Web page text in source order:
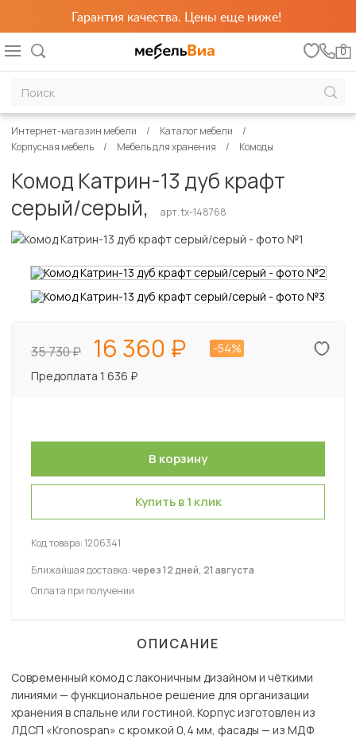
Гарантия качества. Цены еще ниже!
0
Интернет-магазин мебели
Каталог мебели
Корпусная мебель
Мебель для хранения Комоды
Комод Катрин-13 дуб крафт
серый/серый,
арт. tx-148768
35 730 16 360
-54%
Предоплата 1 636 ₽
Купить в 1 клик
Код товара:1206341
Ближайшая доставка:через 12 дней, 21 августа
Оплата при получении
ОПИСАНИЕ
Современный комод с лаконичным дизайном и чёткими
линиями — функциональное решение для организации
хранения в спальне или гостиной. Корпус изготовлен из
ЛДСП «Kronospan» с кромкой 0,4 мм, фасады — из МДФ